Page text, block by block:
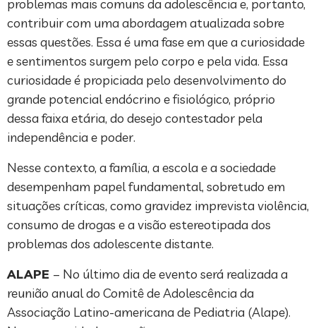
problemas mais comuns da adolescência e, portanto,
contribuir com uma abordagem atualizada sobre
essas questões. Essa é uma fase em que a curiosidade
e sentimentos surgem pelo corpo e pela vida. Essa
curiosidade é propiciada pelo desenvolvimento do
grande potencial endócrino e fisiológico, próprio
dessa faixa etária, do desejo contestador pela
independência e poder.
Nesse contexto, a família, a escola e a sociedade
desempenham papel fundamental, sobretudo em
situações críticas, como gravidez imprevista violência,
consumo de drogas e a visão estereotipada dos
problemas dos adolescente distante.
ALAPE – No último dia de evento será realizada a
reunião anual do Comitê de Adolescência da
Associação Latino-americana de Pediatria (Alape).